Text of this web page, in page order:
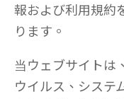
報および利用規約
ります。
当ウェブサイトは
ウイルス、システ